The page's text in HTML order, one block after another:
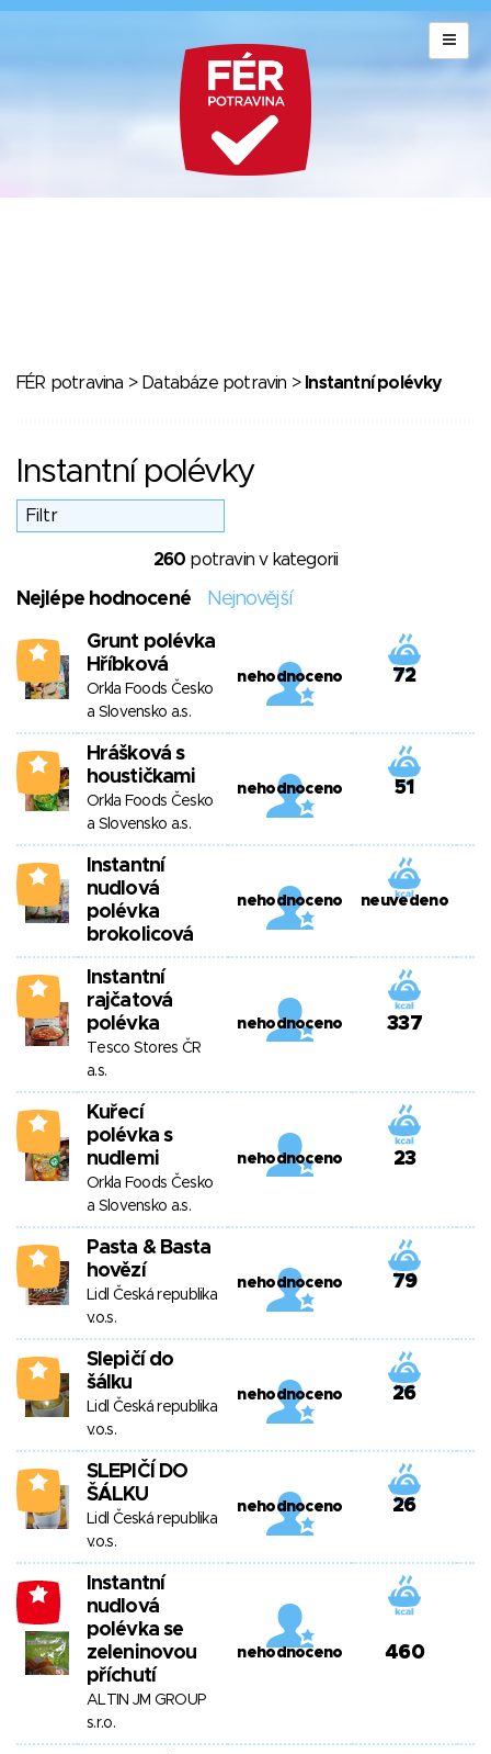
FÉR potravina > Databáze potravin > Instantní polévky
Instantní polévky
260 potravin v kategorii
Nejlépe hodnocené Nejnovější
0
Grunt polévka
Hříbková
Orkla Foods Česko
a Slovensko a.s.
nehodnoceno 72
0
Hrášková s
houstičkami
Orkla Foods Česko
a Slovensko a.s.
nehodnoceno 51
0
Instantní
nudlová
polévka
brokolicová
nehodnoceno neuvedeno
0
Instantní
rajčatová
polévka
Tesco Stores ČR
a.s.
nehodnoceno 337
0
Kuřecí
polévka s
nudlemi
Orkla Foods Česko
a Slovensko a.s.
nehodnoceno 23
0
Pasta & Basta
hovězí
Lidl Česká republika
v.o.s.
nehodnoceno 79
0
Slepičí do
šálku
Lidl Česká republika
v.o.s.
nehodnoceno 26
0
SLEPIČÍ DO
ŠÁLKU
Lidl Česká republika
v.o.s.
nehodnoceno 26
-1
Instantní
nudlová
polévka se
zeleninovou
příchutí
ALTIN JM GROUP
s.r.o.
nehodnoceno 460